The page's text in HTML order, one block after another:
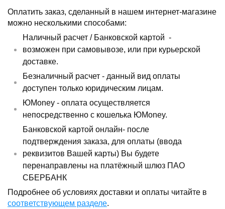
Оплатить заказ, сделанный в нашем интернет-магазине
можно несколькими способами:
Наличный расчет / Банковской картой -
возможен при самовывозе, или при курьерской
доставке.
Безналичный расчет - данный вид оплаты
доступен только юридическим лицам.
ЮMoney - оплата осуществляется
непосредственно с кошелька ЮMoney.
Банковской картой онлайн- после
подтверждения заказа, для оплаты (ввода
реквизитов Вашей карты) Вы будете
перенаправлены на платёжный шлюз ПАО
СБЕРБАНК
Подробнее об условиях доставки и оплаты читайте в
соответствующем разделе.